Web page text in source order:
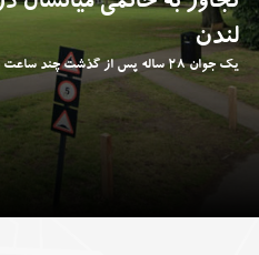
لندن
یک جوان ۲۸ ساله پس از گذشت چند ساعت به عنوان مظنون این حادثه دستگیر شد.